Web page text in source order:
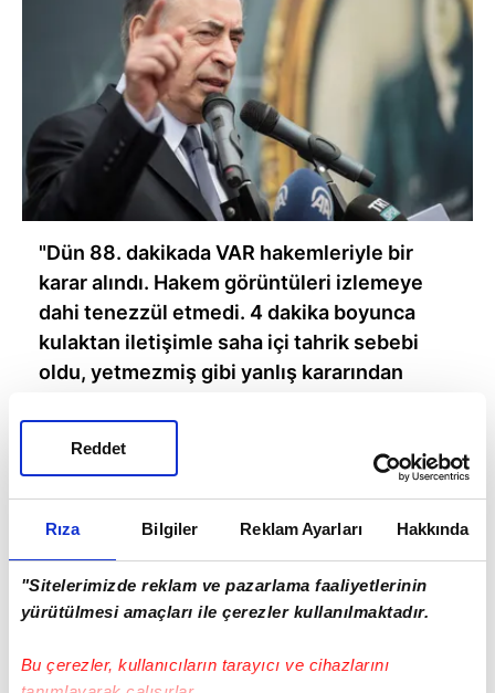
Rıza Bilgiler Reklam Ayarları Hakkında
"Sitelerimizde reklam ve pazarlama faaliyetlerinin
yürütülmesi amaçları ile çerezler kullanılmaktadır.
Bu çerezler, kullanıcıların tarayıcı ve cihazlarını
Reddet
"Dün 88. dakikada VAR hakemleriyle bir
karar alındı. Hakem görüntüleri izlemeye
dahi tenezzül etmedi. 4 dakika boyunca
kulaktan iletişimle saha içi tahrik sebebi
oldu, yetmezmiş gibi yanlış kararından